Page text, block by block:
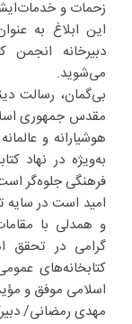
زحمات و
این ابلاغ به
دبیرخانه انجمن
می‌شوید.
بی‌گمان، رسالت
مقدس جمهوری
هوشیارانه و
به‌ویژه در نهاد
فرهنگی جلوه‌گر
‌امید است در سایه
و همدلی با
گرامی در تحقق
کتابخانه‌های
اسلامی موفق و
مهدی رمضانی/